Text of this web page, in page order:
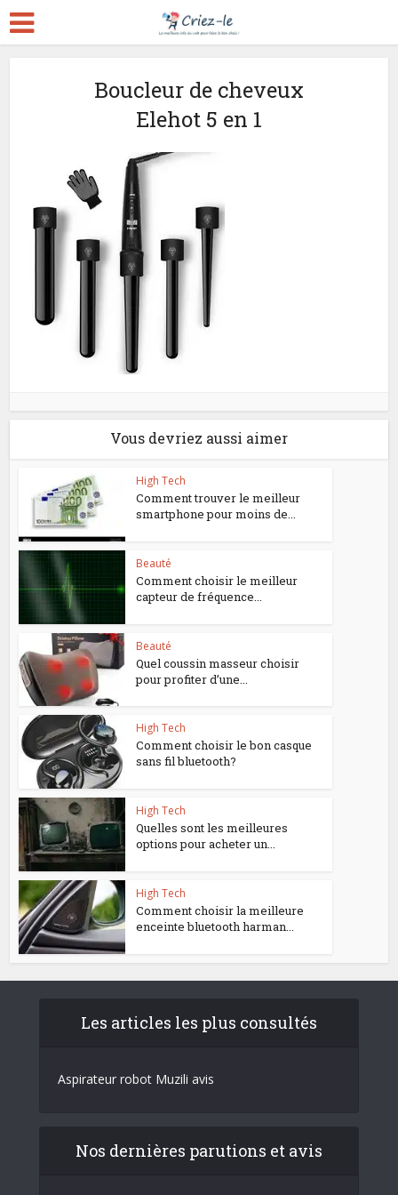
Boucleur de cheveux
Elehot 5 en 1
Vous devriez aussi aimer
High Tech
Comment trouver le meilleur
smartphone pour moins de...
Beauté
Comment choisir le meilleur
capteur de fréquence...
Beauté
Quel coussin masseur choisir
pour profiter d’une...
High Tech
Comment choisir le bon casque
sans fil bluetooth?
High Tech
Quelles sont les meilleures
options pour acheter un...
High Tech
Comment choisir la meilleure
enceinte bluetooth harman...
Les articles les plus consultés
Aspirateur robot Muzili avis
Nos dernières parutions et avis